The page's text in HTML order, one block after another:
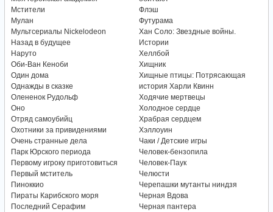
Мстители
Мулан
Мультсериалы Nickelodeon
Назад в будущее
Наруто
Оби-Ван Кеноби
Один дома
Однажды в сказке
Олененок Рудольф
Оно
Отряд самоубийц
Охотники за привидениями
Очень странные дела
Парк Юрского периода
Первому игроку приготовиться
Первый мститель
Пиноккио
Пираты Карибского моря
Последний Серафим
Флэш
Футурама
Хан Соло: Звездные войны.
Истории
Хеллбой
Хищник
Хищные птицы: Потрясающая
история Харли Квинн
Ходячие мертвецы
Холодное сердце
Храбрая сердцем
Хэллоуин
Чаки / Детские игры
Человек-бензопила
Человек-Паук
Челюсти
Черепашки мутанты ниндзя
Черная Вдова
Черная пантера